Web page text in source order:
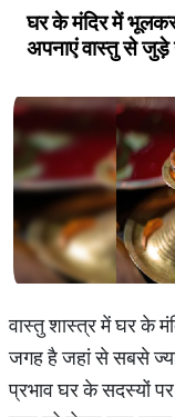
घर के मंदिर में भूलकर
अपनाएं वास्तु से जुड़े
वास्तु शास्त्र में घर के
जगह है जहां से सबसे
प्रभाव घर के सदस्यों